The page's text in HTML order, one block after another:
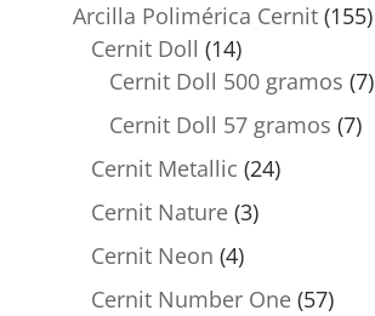
Arcilla Polimérica Cernit (155)
Cernit Doll (14)
Cernit Doll 500 gramos (7)
Cernit Doll 57 gramos (7)
Cernit Metallic (24)
Cernit Nature (3)
Cernit Neon (4)
Cernit Number One (57)